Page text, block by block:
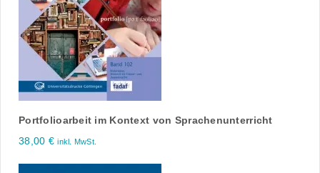
Portfolioarbeit im Kontext von Sprachenunterricht
38,00 € inkl. MwSt.